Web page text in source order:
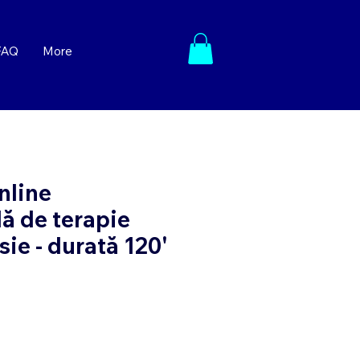
More
de terapie
- durată 120'